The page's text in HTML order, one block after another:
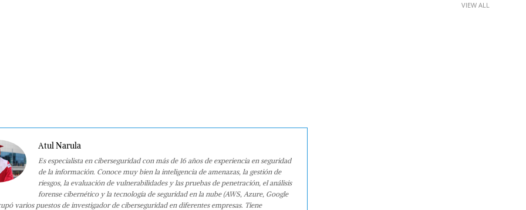
Atul Narula
Es especialista en ciberseguridad con más de 16 años de experiencia en seguridad
de la información. Conoce muy bien la inteligencia de amenazas, la gestión de
riesgos, la evaluación de vulnerabilidades y las pruebas de penetración, el análisis
forense cibernético y la tecnología de seguridad en la nube (AWS, Azure, Google
varios puestos de investigador de ciberseguridad en diferentes empresas. Tiene
VIEW ALL